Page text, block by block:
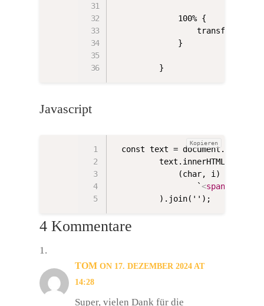
            100% {
transform:
            }
        }
Javascript
Kopieren
const text =
text.innerHTML =
            (char, i) =>
                `
<span
        ).join('');
4 Kommentare
TOM ON 17. DEZEMBER 2024 AT
14:28
Super, vielen Dank für die